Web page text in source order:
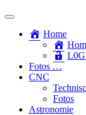
Toggle
search
field
Home
Fotos …
CNC
Fotos
Astronomie